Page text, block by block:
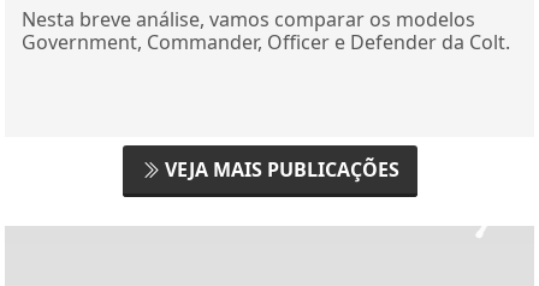
Nesta breve análise, vamos comparar os modelos
Government, Commander, Officer e Defender da Colt.
VEJA MAIS PUBLICAÇÕES